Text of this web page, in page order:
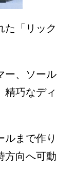
た「リック
ー、ソール
精巧なディ
まで作り
方向へ可動